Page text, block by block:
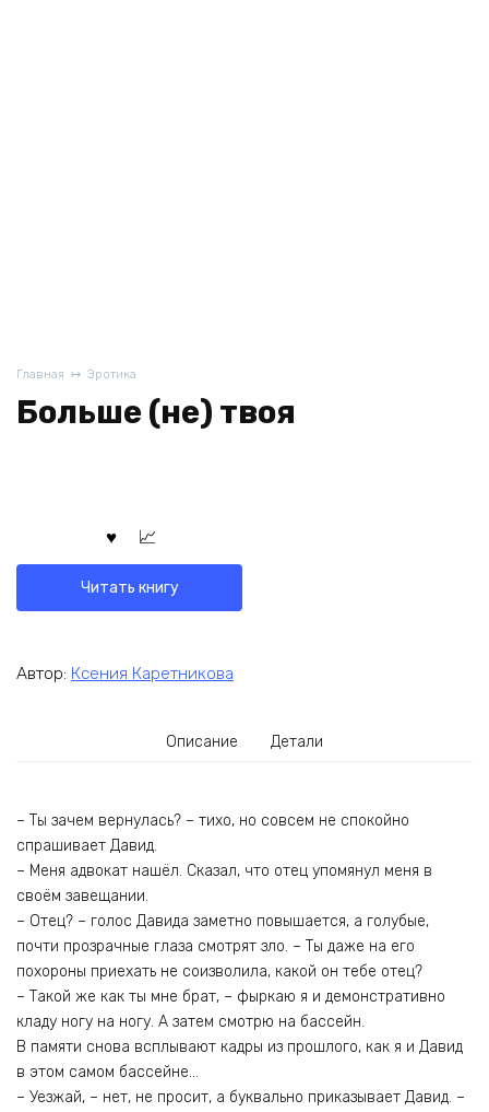
Главная Эротика
Больше (не) твоя
Читать книгу
Автор: Ксения Каретникова
Описание Детали
– Ты зачем вернулась? – тихо, но совсем не спокойно
спрашивает Давид.
– Меня адвокат нашёл. Сказал, что отец упомянул меня в
своём завещании.
– Отец? – голос Давида заметно повышается, а голубые,
почти прозрачные глаза смотрят зло. – Ты даже на его
похороны приехать не соизволила, какой он тебе отец?
– Такой же как ты мне брат, – фыркаю я и демонстративно
кладу ногу на ногу. А затем смотрю на бассейн.
В памяти снова всплывают кадры из прошлого, как я и Давид
в этом самом бассейне…
– Уезжай, – нет, не просит, а буквально приказывает Давид. –